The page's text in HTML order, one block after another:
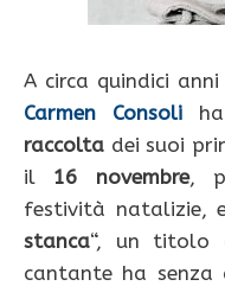
A circa quindici
Carmen Consoli
raccolta dei suoi
il 16 novembre,
festività natalizie,
stanca“, un titolo
cantante ha